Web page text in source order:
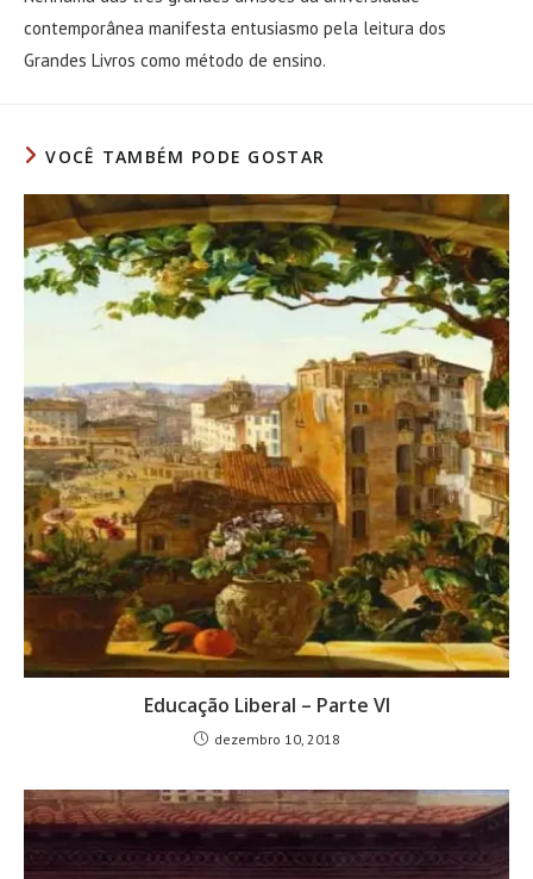
contemporânea manifesta entusiasmo pela leitura dos
Grandes Livros como método de ensino.
VOCÊ TAMBÉM PODE GOSTAR
Educação Liberal – Parte VI
dezembro 10, 2018